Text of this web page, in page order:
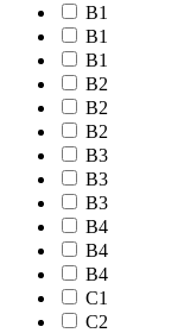
B1
B1
B1
B2
B2
B2
B3
B3
B3
B4
B4
B4
C1
C2